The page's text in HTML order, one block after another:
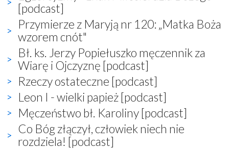
[podcast]
Przymierze z Maryją nr 120: „Matka Boża
wzorem cnót"
Bł. ks. Jerzy Popiełuszko męczennik za
Wiarę i Ojczyznę [podcast]
Rzeczy ostateczne [podcast]
Leon I - wielki papież [podcast]
Męczeństwo bł. Karoliny [podcast]
Co Bóg złączył, człowiek niech nie
rozdziela! [podcast]